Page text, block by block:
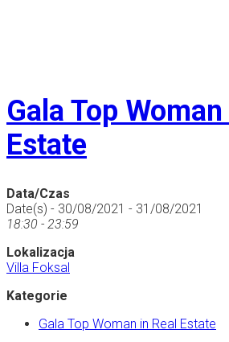
Gala Top Woman
Estate
Data/Czas
Date(s) - 30/08/2021 - 31/08/2021
18:30 - 23:59
Lokalizacja
Villa Foksal
Kategorie
Gala Top Woman in Real Estate